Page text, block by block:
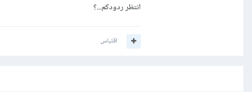
انتظر ردودكم...؟
اقتباس